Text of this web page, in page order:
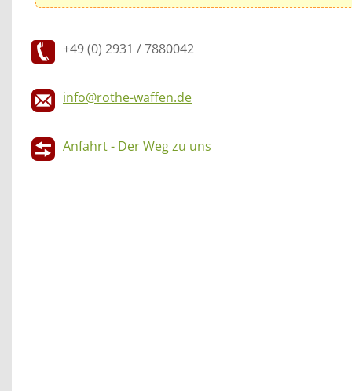
+49 (0) 2931 / 7880042
info@rothe-waffen.de
Anfahrt - Der Weg zu uns